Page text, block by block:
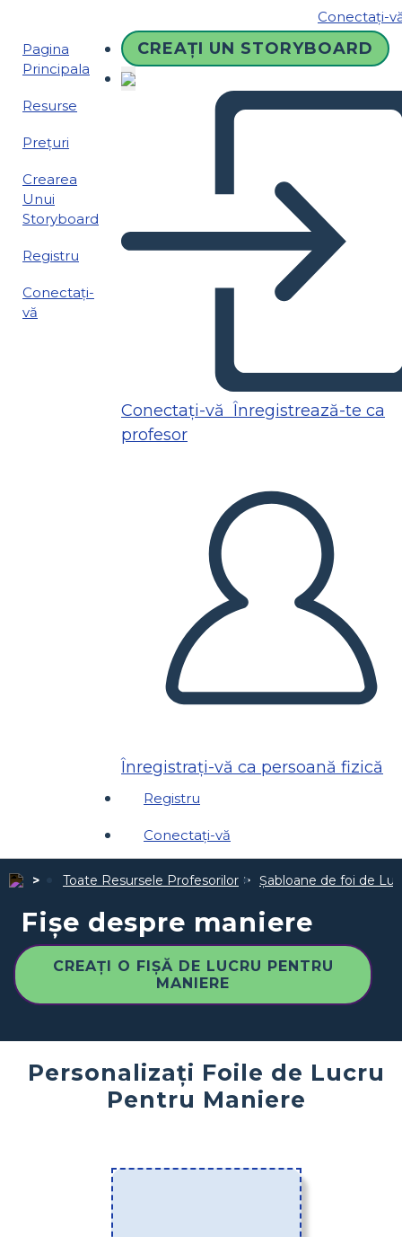
Conectați-
Pagina
Principala
Resurse
Prețuri
Crearea
Unui
Storyboard
Registru
Conectați-
vă
CREAȚI UN STORYBOARD
Conectați-vă Înregistrează-te ca
profesor
Înregistrați-vă ca persoană fizică
Registru
Conectați-vă
Toate Resursele Profesorilor Șabloane de foi de
Fișe despre maniere
CREAȚI O FIȘĂ DE LUCRU PENTRU
MANIERE
Personalizați Foile de Lucru
Pentru Maniere